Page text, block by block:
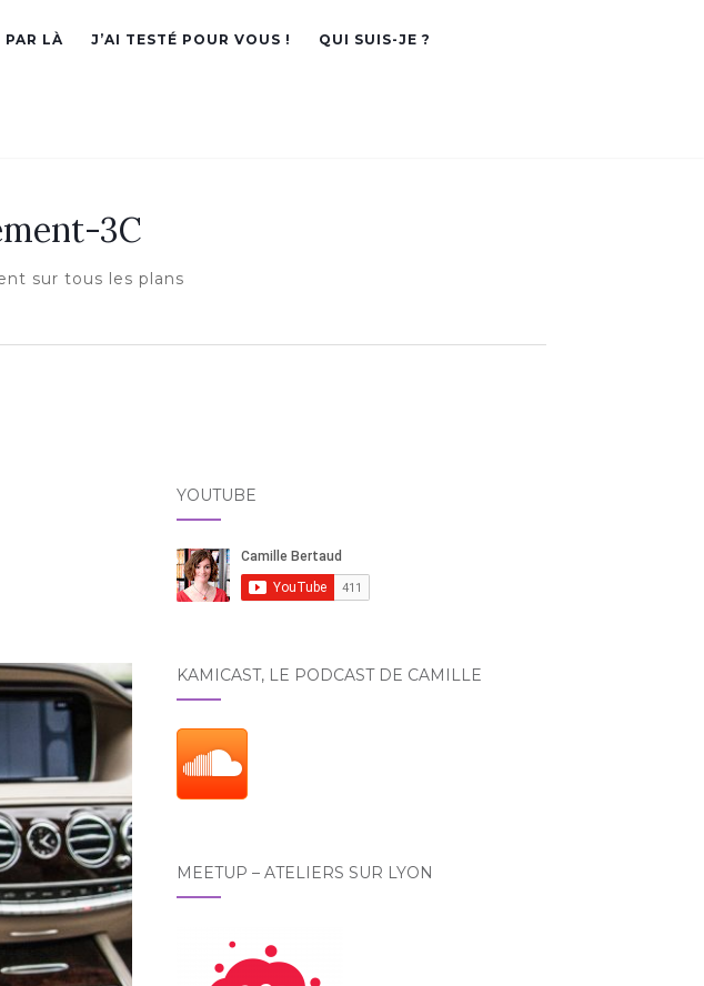
PAR LÀ J’AI TESTÉ POUR VOUS ! QUI SUIS-JE ?
3C
sur tous les plans
YOUTUBE
KAMICAST, LE PODCAST DE CAMILLE
MEETUP – ATELIERS SUR LYON